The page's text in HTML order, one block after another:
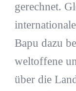
gerechnet.
Bapu dazu
weltoffene
über die